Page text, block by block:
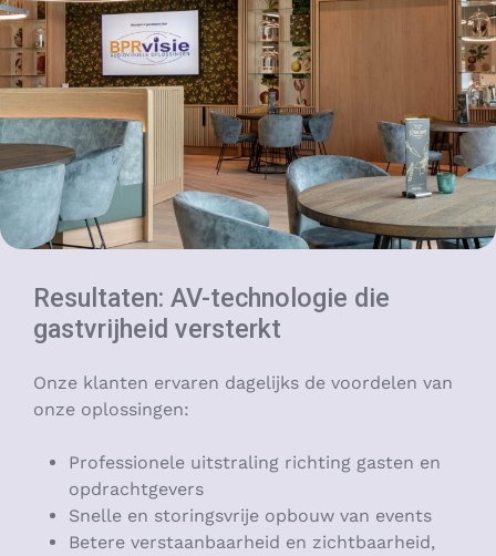
Resultaten: AV-technologie die
gastvrijheid versterkt
Onze klanten ervaren dagelijks de voordelen van
onze oplossingen:
Professionele uitstraling richting gasten en
opdrachtgevers
Snelle en storingsvrije opbouw van events
Betere verstaanbaarheid en zichtbaarheid,